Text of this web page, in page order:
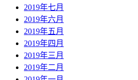
2019年七月
2019年六月
2019年五月
2019年四月
2019年三月
2019年二月